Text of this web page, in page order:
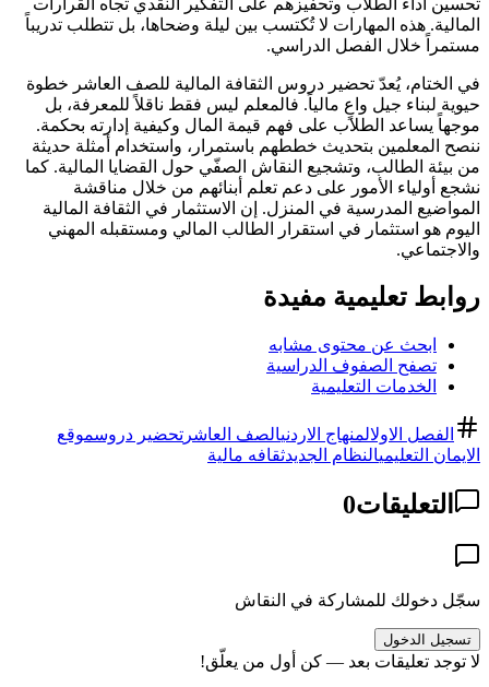
المالية. هذه المهارات لا تُكتسب بين ليلة وضحاها، بل تتطلب تدريباً
مستمراً خلال الفصل الدراسي.
في الختام، يُعدّ تحضير دروس الثقافة المالية للصف العاشر خطوة
حيوية لبناء جيل واعٍ مالياً. فالمعلم ليس فقط ناقلاً للمعرفة، بل
موجهاً يساعد الطلاب على فهم قيمة المال وكيفية إدارته بحكمة.
ننصح المعلمين بتحديث خططهم باستمرار، واستخدام أمثلة حديثة
من بيئة الطالب، وتشجيع النقاش الصفّي حول القضايا المالية. كما
نشجع أولياء الأمور على دعم تعلم أبنائهم من خلال مناقشة
المواضيع المدرسية في المنزل. إن الاستثمار في الثقافة المالية
اليوم هو استثمار في استقرار الطالب المالي ومستقبله المهني
والاجتماعي.
روابط تعليمية مفيدة
ابحث عن محتوى مشابه
تصفح الصفوف الدراسية
الخدمات التعليمية
الفصل الاولالمنهاج الاردنيالصف العاشر تحضير دروسموقع
الايمان التعليميالنظام الجديدثقافه مالية
التعليقات0
سجّل دخولك للمشاركة في النقاش
تسجيل الدخول
لا توجد تعليقات بعد — كن أول من يعلّق!